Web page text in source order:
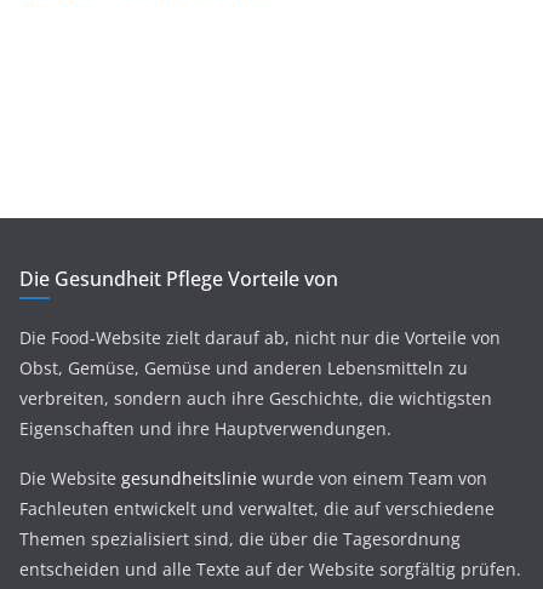
Die Gesundheit Pflege Vorteile von
Die Food-Website zielt darauf ab, nicht nur die Vorteile von
Obst, Gemüse, Gemüse und anderen Lebensmitteln zu
verbreiten, sondern auch ihre Geschichte, die wichtigsten
Eigenschaften und ihre Hauptverwendungen.
Die Website gesundheitslinie wurde von einem Team von
Fachleuten entwickelt und verwaltet, die auf verschiedene
Themen spezialisiert sind, die über die Tagesordnung
entscheiden und alle Texte auf der Website sorgfältig prüfen.